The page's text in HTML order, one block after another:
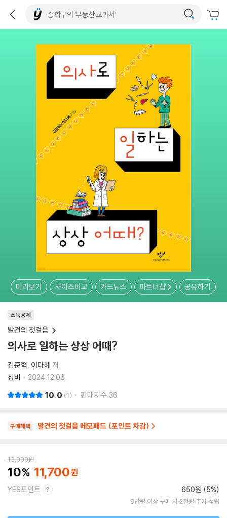
미리보기 사이즈비교 카드뉴스 파트너샵 공유하기
소득공제
발견의 첫걸음
의사로 일하는 상상 어때?
김준혁 이다혜 저
창비
2024.12.06.
10.0 1 판매지수 36
구매혜택 발견의 첫걸음 메모패드 (포인트 차감)
13,000원
10 11,700
YES포인트 650원 (5%)
5만원 이상 구매 시 2천원 추가 적립